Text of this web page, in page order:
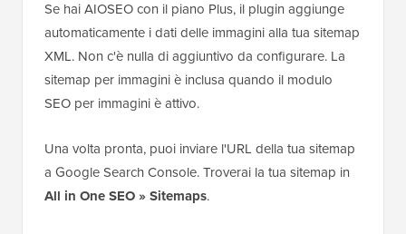
Se hai AIOSEO con il piano Plus, il plugin aggiunge
automaticamente i dati delle immagini alla tua sitemap
XML. Non c'è nulla di aggiuntivo da configurare. La
sitemap per immagini è inclusa quando il modulo
SEO per immagini è attivo.
Una volta pronta, puoi inviare l'URL della tua sitemap
a Google Search Console. Troverai la tua sitemap in
All in One SEO » Sitemaps.